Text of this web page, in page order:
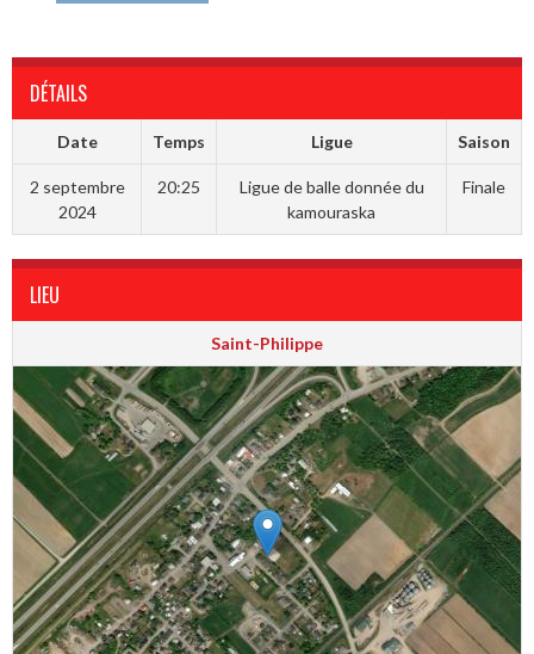
DÉTAILS
Date Temps Ligue Saison
2 septembre
2024
20:25
Ligue de balle donnée du
kamouraska
Finale
LIEU
Saint-Philippe